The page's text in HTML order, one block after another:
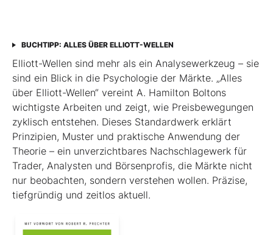
BUCHTIPP: ALLES ÜBER ELLIOTT-WELLEN
Elliott-Wellen sind mehr als ein Analysewerkzeug – sie
sind ein Blick in die Psychologie der Märkte. „Alles
über Elliott-Wellen“ vereint A. Hamilton Boltons
wichtigste Arbeiten und zeigt, wie Preisbewegungen
zyklisch entstehen. Dieses Standardwerk erklärt
Prinzipien, Muster und praktische Anwendung der
Theorie – ein unverzichtbares Nachschlagewerk für
Trader, Analysten und Börsenprofis, die Märkte nicht
nur beobachten, sondern verstehen wollen. Präzise,
tiefgründig und zeitlos aktuell.